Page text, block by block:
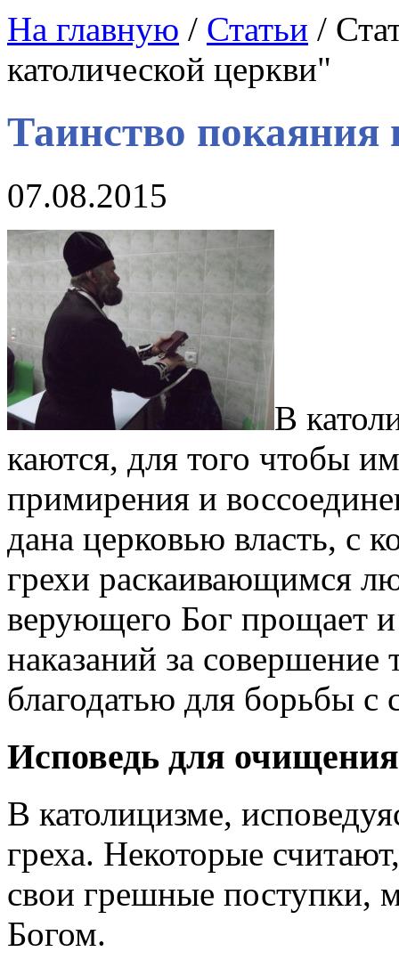
На главную / Статьи /
католической церкви"
Таинство покаяния
07.08.2015
В
каются, для того чтобы
примирения и
дана церковью власть, с
грехи раскаивающимся
верующего Бог прощает
наказаний за совершение
благодатью для борьбы с
Исповедь для очищения
В католицизме,
греха. Некоторые
свои грешные
Богом.